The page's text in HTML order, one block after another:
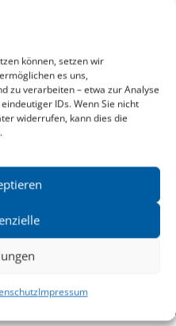
können, setzen wir
es uns,
zu verarbeiten – etwa zur Analyse
IDs. Wenn Sie nicht
widerrufen, kann dies die
Impressum
SCHNÖDL
verdeckten